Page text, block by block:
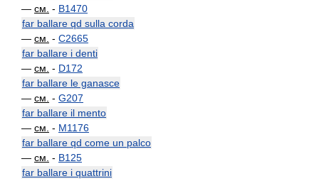
— см. - B1470
far ballare qd sulla corda
— см. - C2665
far ballare i denti
— см. - D172
far ballare le ganasce
— см. - G207
far ballare il mento
— см. - M1176
far ballare qd come un palco
— см. - B125
far ballare i quattrini